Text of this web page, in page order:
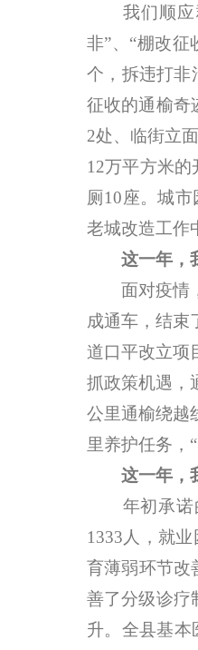
我们顺应群
非”、“棚改征
个，拆违打非
征收的通榆奇
2处、临街立
12万平方米
厕10座。城
老城改造工作
这一年，
面对疫情，
成通车，结束
道口平改立项
抓政策机遇，
公里通榆绕越
里养护任务，
这一年，
年初承诺的
1333人，就
育薄弱环节改
善了分级诊疗
升。全县基本